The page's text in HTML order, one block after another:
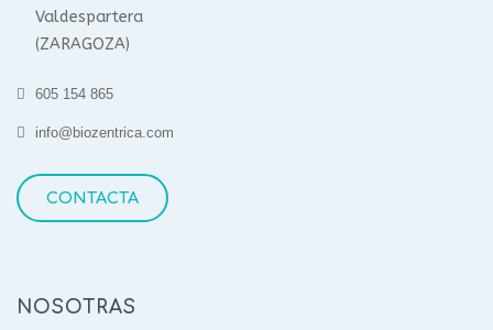
Valdespartera
(ZARAGOZA)
605 154 865
info@biozentrica.com
CONTACTA
NOSOTRAS